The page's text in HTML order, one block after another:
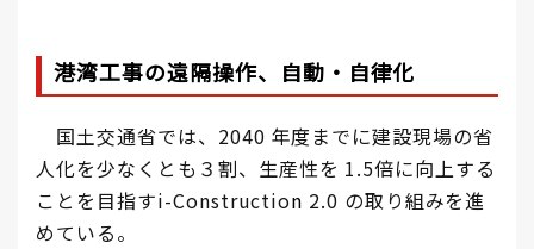
港湾工事の遠隔操作、自動・自律化
国土交通省では、2040 年度までに建設現場の省
人化を少なくとも３割、生産性を 1.5倍に向上する
ことを目指すi-Construction 2.0 の取り組みを進
めている。